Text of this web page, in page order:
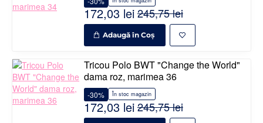
172,03 lei245,75 lei
Adaugă în Coş
Tricou Polo BWT "Change the World"
dama roz, marimea 36
În stoc magazin
-30%
172,03 lei245,75 lei